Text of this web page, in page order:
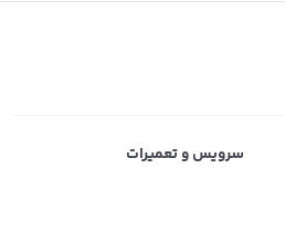
سرویس و تعمیرات